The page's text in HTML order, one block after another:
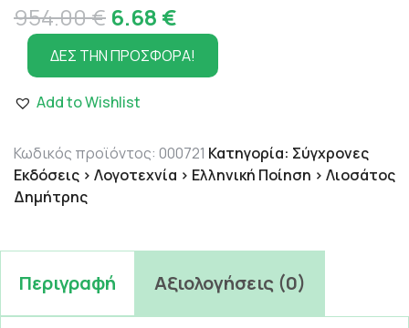
954.00€ Original
price
was:
954.00 €.
6.68 €
τρέχουσα
τιμή
6.68 €.
ΔΕΣ ΤΗΝ ΠΡΟΣΦΟΡΑ!
Add to Wishlist
Κωδικός προϊόντος: 000721 Κατηγορία: Σύγχρονες
Εκδόσεις > Λογοτεχνία > Ελληνική Ποίηση > Λιοσάτος
Δημήτρης
Περιγραφή Αξιολογήσεις (0)